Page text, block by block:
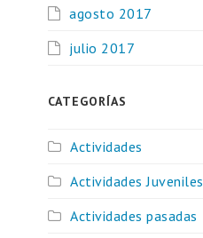
agosto 2017
julio 2017
CATEGORÍAS
Actividades
Actividades Juveniles
Actividades pasadas